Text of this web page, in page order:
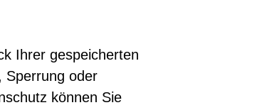
Ihrer gespeicherten
Sperrung oder
können Sie